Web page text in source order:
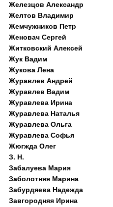
Железцов Александр
Желтов Владимир
Жемчужников Петр
Женовач Сергей
Житковский Алексей
Жук Вадим
Жукова Лена
Журавлев Андрей
Журавлев Вадим
Журавлева Ирина
Журавлева Наталья
Журавлева Ольга
Журавлева Софья
Жюгжда Олег
З. Н.
Забалуева Мария
Заболотняя Марина
Забурдяева Надежда
Завгородняя Ирина